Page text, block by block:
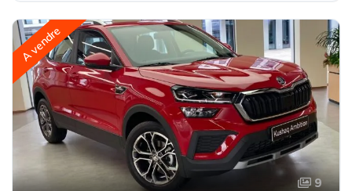
A vendre
9